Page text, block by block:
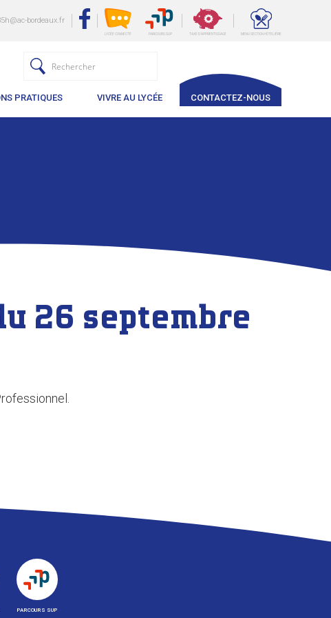
LYCÉE CONNECTÉ PARCOURS SUP TAXE D'APPRENTISSAGE MENU SECTION HÔTELIÈRE
bordeaux.fr
PRATIQUES VIVRE AU LYCÉE CONTACTEZ-NOUS
26 septembre
PARCOURS SUP